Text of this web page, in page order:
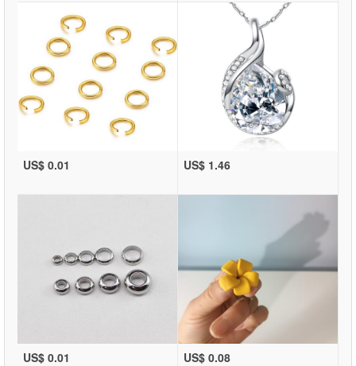
US$ 0.01 US$ 1.46
US$ 0.01 US$ 0.08